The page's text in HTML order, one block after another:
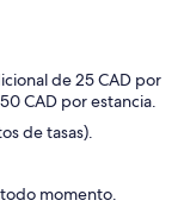
de 25 CAD por
CAD por estancia.
de tasas).
todo momento.